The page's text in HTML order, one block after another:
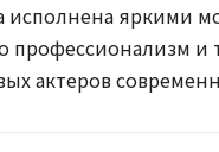
исполнена яркими
профессионализм и
актеров